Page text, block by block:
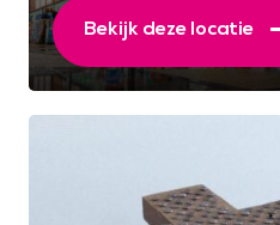
Bekijk deze locatie